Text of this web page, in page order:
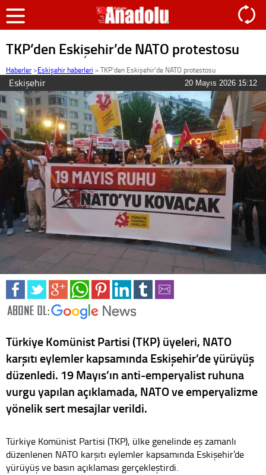
TKP’den Eskişehir’de NATO protestosu
Haberler >Eskişehir haberleri »TKP’den Eskişehir’de NATO protestosu
Eskişehir 20 Mayıs 2026 15:12
Türkiye Komünist Partisi (TKP) üyeleri, NATO
karşıtı eylemler kapsamında Eskişehir’de yürüyüş
düzenledi. 19 Mayıs’ın anti-emperyalist ruhuna
vurgu yapılan açıklamada, NATO ve emperyalizme
yönelik sert mesajlar verildi.
Türkiye Komünist Partisi (TKP), ülke genelinde eş zamanlı
düzenlenen NATO karşıtı eylemler kapsamında Eskişehir’de
yürüyüş ve basın açıklaması gerçekleştirdi.